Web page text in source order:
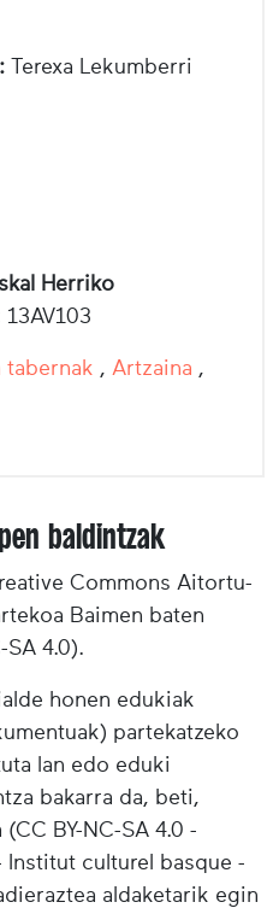
Terexa Lekumberri
Herriko
13AV103
tabernak , Artzaina ,
baldintzak
Commons Aitortu-
Baimen baten
SA 4.0).
honen edukiak
partekatzeko
lan edo eduki
bakarra da, beti,
BY-NC-SA 4.0 -
Institut culturel basque -
aldaketarik egin